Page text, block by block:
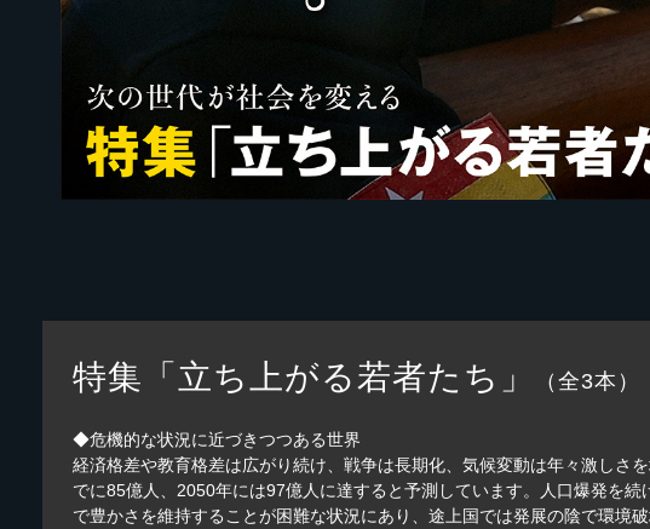
特集「立ち上がる若者たち」 （全3本）
◆危機的な状況に近づきつつある世界
経済格差や教育格差は広がり続け、戦争は長期化、気候変動は年々激しさ
でに85億人、2050年には97億人に達すると予測しています。人口爆発を
で豊かさを維持することが困難な状況にあり、途上国では発展の陰で環境